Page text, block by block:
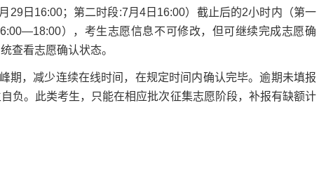
日16:00；第二时段:7月4日16:00）截止后的2小时内（第一
），考生志愿信息不可修改，但可继续完成志愿确
查看志愿确认状态。
，减少连续在线时间，在规定时间内确认完毕。逾期未填报
负。此类考生，只能在相应批次征集志愿阶段，补报有缺额计